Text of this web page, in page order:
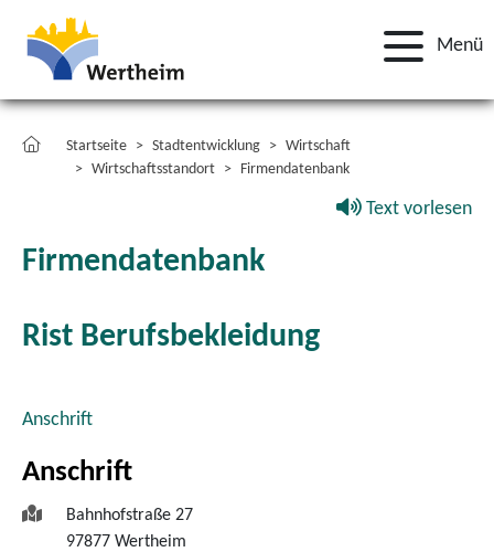
Menü
Startseite Stadtentwicklung
Wirtschaft
Wirtschaftsstandort
Firmendatenbank
Text vorlesen
Firmendatenbank
Rist Berufsbekleidung
Anschrift
Anschrift
Bahnhofstraße 27
97877 Wertheim